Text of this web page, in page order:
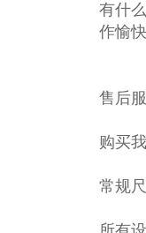
有什
作愉
售后
购买
常规